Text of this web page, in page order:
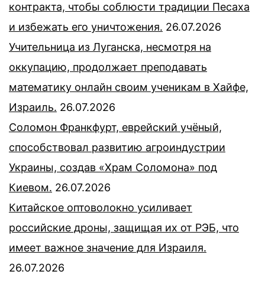
контракта, чтобы соблюсти традиции Песаха
и избежать его уничтожения. 26.07.2026
Учительница из Луганска, несмотря на
оккупацию, продолжает преподавать
математику онлайн своим ученикам в Хайфе,
Израиль. 26.07.2026
Соломон Франкфурт, еврейский учёный,
способствовал развитию агроиндустрии
Украины, создав «Храм Соломона» под
Киевом. 26.07.2026
Китайское оптоволокно усиливает
российские дроны, защищая их от РЭБ, что
имеет важное значение для Израиля.
26.07.2026